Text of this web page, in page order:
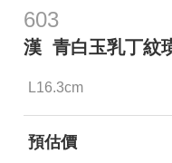
603
漢 青白玉乳丁紋
L16.3cm
預估價